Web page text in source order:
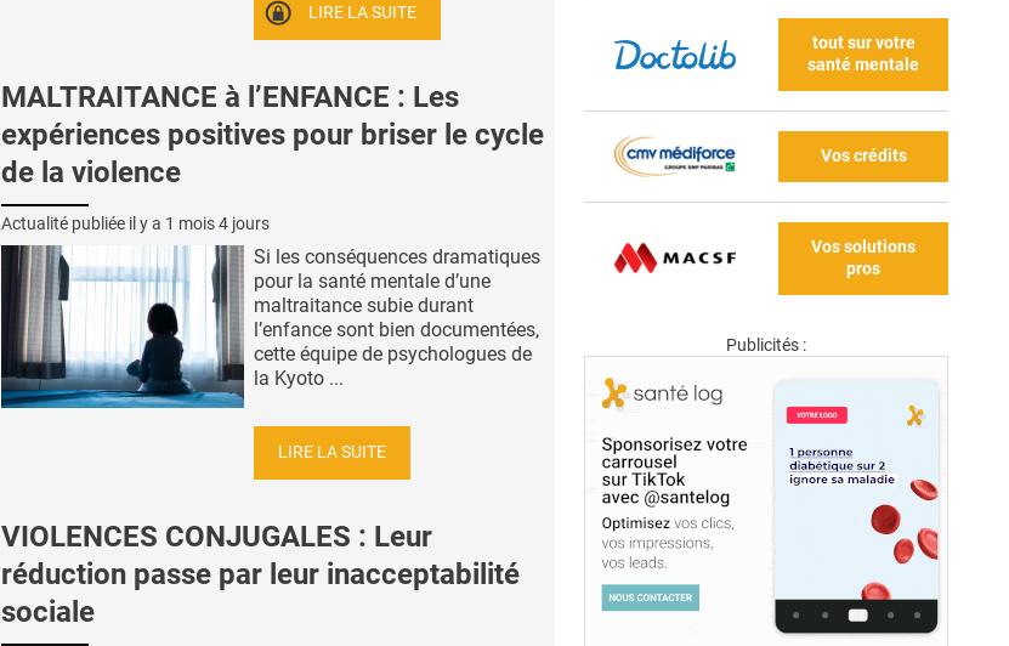
LIRE LA SUITE
MALTRAITANCE à l’ENFANCE : Les
expériences positives pour briser le cycle
de la violence
Actualité publiée il y a 1 mois 4 jours
Si les conséquences dramatiques
pour la santé mentale d’une
maltraitance subie durant
l’enfance sont bien documentées,
cette équipe de psychologues de
la Kyoto ...
LIRE LA SUITE
VIOLENCES CONJUGALES : Leur
réduction passe par leur inacceptabilité
sociale
tout sur votre
santé mentale
Vos crédits
Vos solutions
pros
Publicités :